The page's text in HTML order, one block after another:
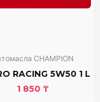
CHAMPION
RACING 5W50 1 L
1 850 ₸